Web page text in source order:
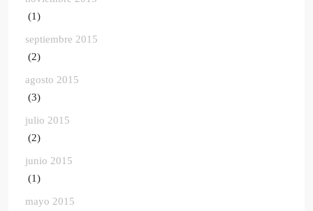
(1)
septiembre 2015
(2)
agosto 2015
(3)
julio 2015
(2)
junio 2015
(1)
mayo 2015